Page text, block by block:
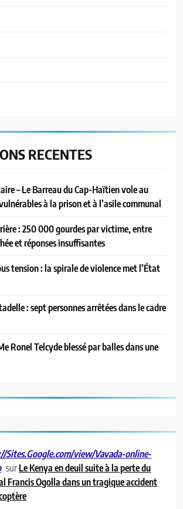
RECENTES
– Le Barreau du Cap-Haïtien vole au
à la prison et à l’asile communal
: 250 000 gourdes par victime, entre
et réponses insuffisantes
tension : la spirale de violence met l’État
: sept personnes arrêtées dans le cadre
Ronel Telcyde blessé par balles dans une
Sites.Google.com/view/Vavada-online-
surLe Kenya en deuil suite à la perte du
Francis Ogolla dans un tragique accident